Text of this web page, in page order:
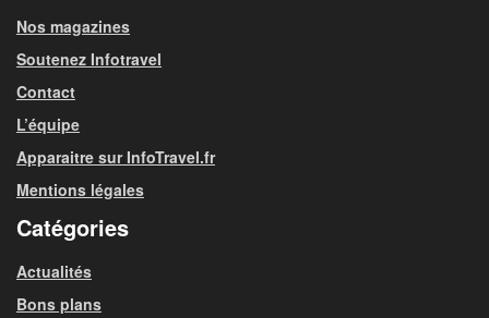
Nos magazines
Soutenez Infotravel
Contact
L’équipe
Apparaitre sur InfoTravel.fr
Mentions légales
Catégories
Actualités
Bons plans